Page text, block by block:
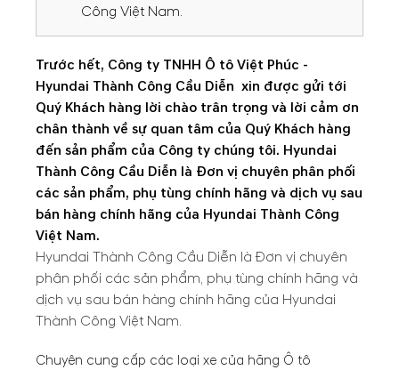
Công Việt Nam.
Trước hết, Công ty TNHH Ô tô Việt Phúc -
Hyundai Thành Công Cầu Diễn xin được gửi tới
Quý Khách hàng lời chào trân trọng và lời cảm ơn
chân thành về sự quan tâm của Quý Khách hàng
đến sản phẩm của Công ty chúng tôi. Hyundai
Thành Công Cầu Diễn là Đơn vị chuyên phân phối
các sản phẩm, phụ tùng chính hãng và dịch vụ sau
bán hàng chính hãng của Hyundai Thành Công
Việt Nam.
Hyundai Thành Công Cầu Diễn là Đơn vị chuyên
phân phối các sản phẩm, phụ tùng chính hãng và
dịch vụ sau bán hàng chính hãng của Hyundai
Thành Công Việt Nam.
Chuyên cung cấp các loại xe của hãng Ô tô